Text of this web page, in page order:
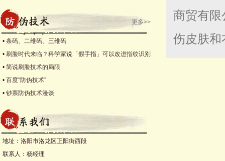
更多>>
• 条码、二维码、三维码
• 刷脸时代来临？科学家说「假手指」可以改进指纹识别
• 简说刷脸技术的局限
• 百度“防伪技术”
• 钞票防伪技术漫谈
地址：洛阳市洛龙区正阳街西段
联系人：杨经理
商贸有限
伤皮肤和